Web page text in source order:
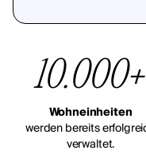
10.000+
Wohneinheiten
werden bereits
verwaltet.